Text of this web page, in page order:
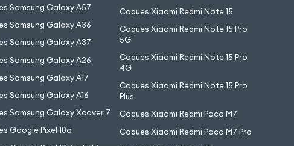
Samsung Galaxy A57
Samsung Galaxy A36
Samsung Galaxy A37
Samsung Galaxy A26
Samsung Galaxy A17
Samsung Galaxy A16
Samsung Galaxy Xcover 7
Google Pixel 10a
Coques Xiaomi Redmi Note 15
Coques Xiaomi Redmi Note 15 Pro
5G
Coques Xiaomi Redmi Note 15 Pro
4G
Coques Xiaomi Redmi Note 15 Pro
Plus
Coques Xiaomi Redmi Poco M7
Coques Xiaomi Redmi Poco M7 Pro